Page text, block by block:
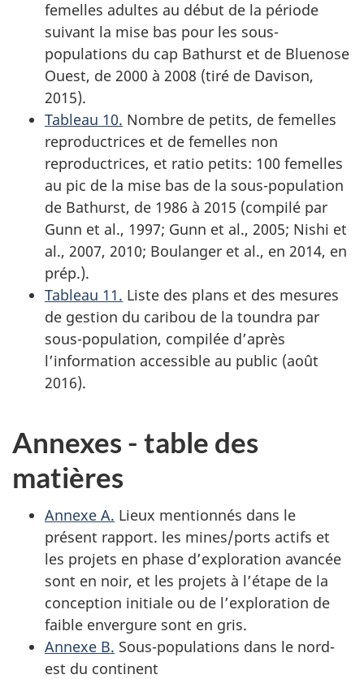
femelles adultes au début de la période
suivant la mise bas pour les sous-
populations du cap Bathurst et de Bluenose
Ouest, de 2000 à 2008 (tiré de Davison,
2015).
Tableau 10. Nombre de petits, de femelles
reproductrices et de femelles non
reproductrices, et ratio petits: 100 femelles
au pic de la mise bas de la sous-population
de Bathurst, de 1986 à 2015 (compilé par
Gunn et al., 1997; Gunn et al., 2005; Nishi et
al., 2007, 2010; Boulanger et al., en 2014, en
prép.).
Tableau 11. Liste des plans et des mesures
de gestion du caribou de la toundra par
sous-population, compilée d’après
l’information accessible au public (août
2016).
Annexes - table des
matières
Annexe A. Lieux mentionnés dans le
présent rapport. les mines/ports actifs et
les projets en phase d’exploration avancée
sont en noir, et les projets à l’étape de la
conception initiale ou de l’exploration de
faible envergure sont en gris.
Annexe B. Sous-populations dans le nord-
est du continent